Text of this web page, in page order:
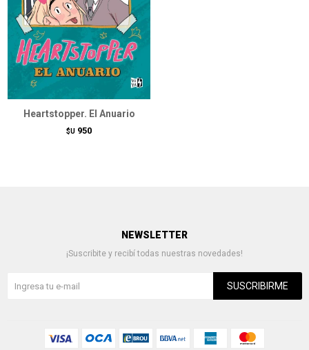
Heartstopper. El Anuario
$U 950
NEWSLETTER
¡Suscribite y recibí todas nuestras novedades!
SUSCRIBIRME